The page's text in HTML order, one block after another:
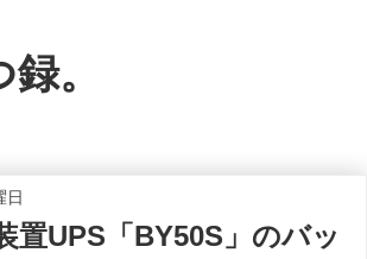
。
日
置UPS「BY50S」のバッ